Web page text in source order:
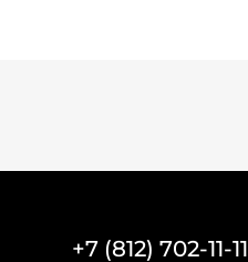
+7 (812) 702-11-11